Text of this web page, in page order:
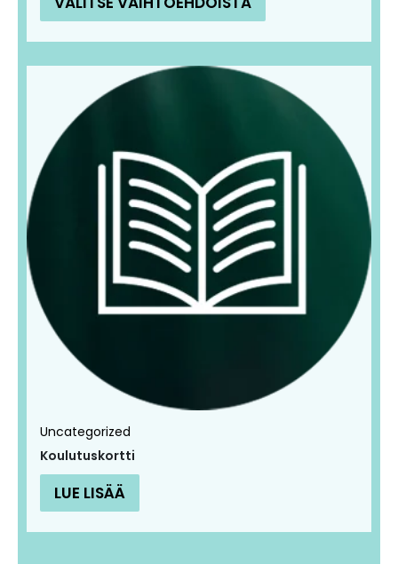
Uncategorized
Koulutuskortti
LUE LISÄÄ